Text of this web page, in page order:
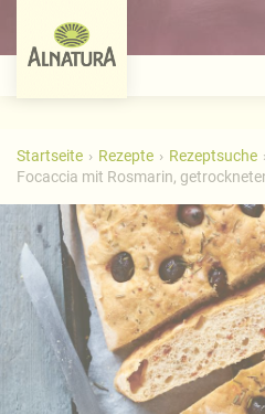
Startseite Rezepte
Rezeptsuche
Focaccia mit Rosmarin,